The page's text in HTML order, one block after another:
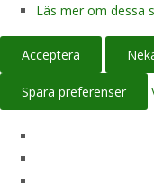
Läs mer om dessa
Acceptera
Spara preferenser